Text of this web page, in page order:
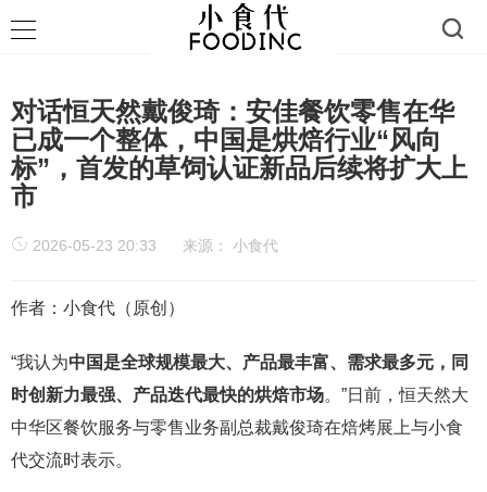
对话恒天然戴俊琦：安佳餐饮零售在华
已成一个整体，中国是烘焙行业“风向
标”，首发的草饲认证新品后续将扩大上
市
2026-05-23 20:33 来源： 小食代
作者：小食代（原创）
“我认为中国是全球规模最大、产品最丰富、需求最多元，同
时创新力最强、产品迭代最快的烘焙市场。”日前，恒天然大
中华区餐饮服务与零售业务副总裁戴俊琦在焙烤展上与小食
代交流时表示。